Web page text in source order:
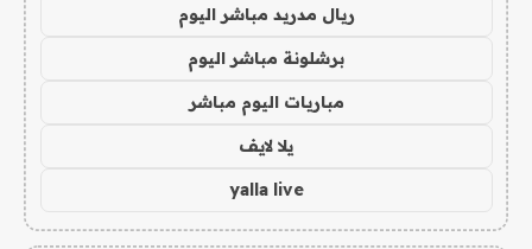
ريال مدريد مباشر اليوم
برشلونة مباشر اليوم
مباريات اليوم مباشر
يلا لايف
yalla live